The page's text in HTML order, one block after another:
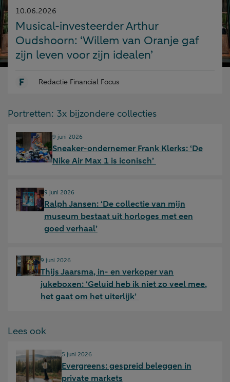
Gepubliceerd
op:
10.06.2026
Musical-investeerder Arthur
Oudshoorn: ‘Willem van Oranje gaf
zijn leven voor zijn idealen’
Redactie Financial Focus
Portretten: 3x bijzondere collecties
Sneaker-ondernemer Frank Klerks: ‘De
Nike Air Max 1 is iconisch’
Gepubliceerd op:
9 juni 2026
Ralph Jansen: ‘De collectie van mijn
museum bestaat uit horloges met een
goed verhaal’
Gepubliceerd op:
9 juni 2026
Thijs Jaarsma, in- en verkoper van
jukeboxen: ‘Geluid heb ik niet zo veel mee,
het gaat om het uiterlijk’
Gepubliceerd op:
9 juni 2026
Lees ook
Evergreens: gespreid beleggen in
private markets
Gepubliceerd op:
5 juni 2026